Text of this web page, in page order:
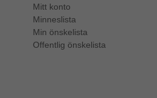
Mitt konto
Minneslista
Min önskelista
Offentlig önskelista